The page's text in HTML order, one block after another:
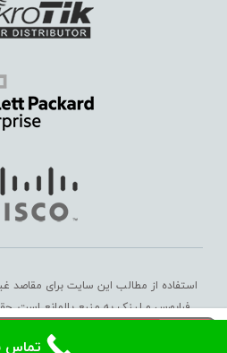
افزودن به سبد
استفاده از مطالب این سایت برای مقاصد
فرابورس و لینک به منبع بلامانع است.
تماس